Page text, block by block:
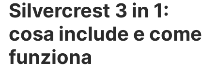
Silvercrest 3 in 1:
cosa include e come
funziona